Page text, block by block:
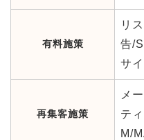
有料施策
リ
告/
サ
再集客施策
メ
テ
M/